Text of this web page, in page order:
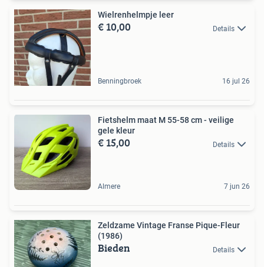
Wielrenhelmpje leer
€ 10,00 Details
Benningbroek 16 jul 26
Fietshelm maat M 55-58 cm - veilige
gele kleur
€ 15,00 Details
Almere 7 jun 26
Zeldzame Vintage Franse Pique-Fleur
(1986)
Bieden Details